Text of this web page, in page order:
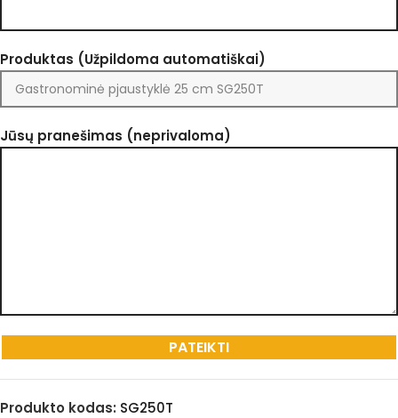
Produktas (Užpildoma automatiškai)
Jūsų pranešimas (neprivaloma)
Produkto kodas: SG250T